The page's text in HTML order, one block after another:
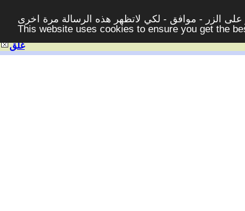
الزر - موافق - لكي لاتظهر هذه الرسالة مرة اخرى -
This website uses cookies to ensure you get the
غلق